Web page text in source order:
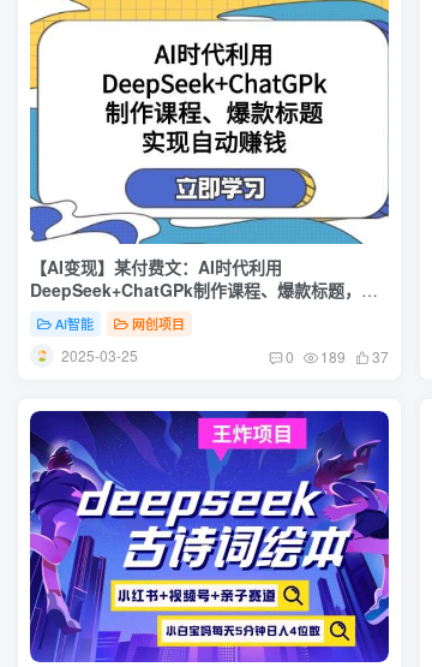
【AI变现】某付费文：AI时代利用
DeepSeek+ChatGPk制作课程、爆款标题，实
现自动赚钱
AI智能 网创项目
2025-03-25 0 189 37